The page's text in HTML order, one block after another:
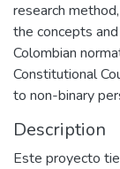
research
the concepts
Colombian
Constitutional
to non-binary
Description
Este proyecto